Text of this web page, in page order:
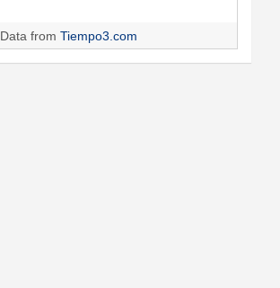
Data fromTiempo3.com